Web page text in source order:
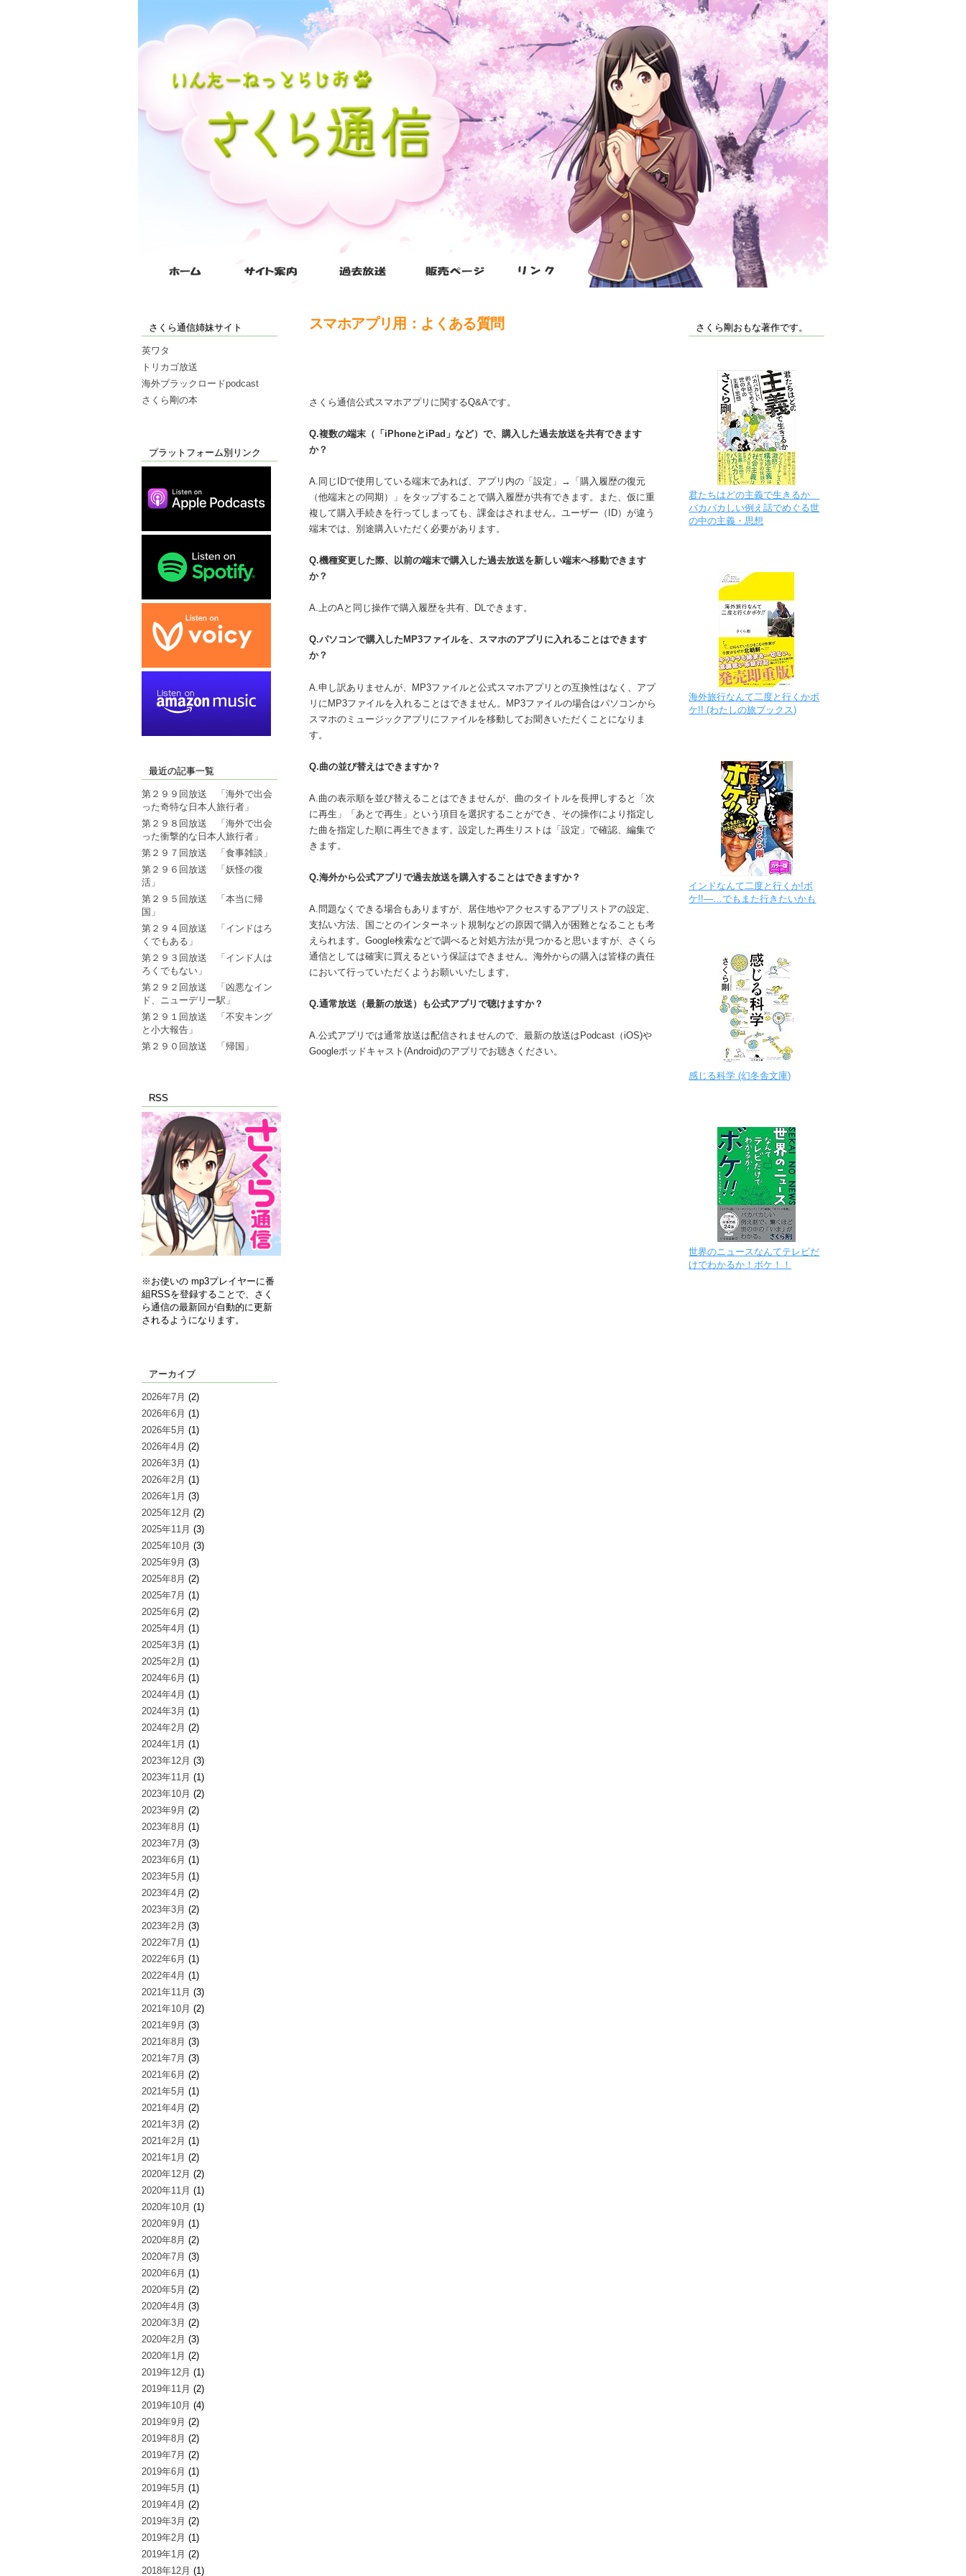
スマホアプリ用：よくある質問
さくら通信公式スマホアプリに関するQ&Aです。
Q.複数の端末（「iPhoneとiPad」など）で、購入した過去放送を共有できます
か？
A.同じIDで使用している端末であれば、アプリ内の「設定」→「購入履歴の復元
（他端末との同期）」をタップすることで購入履歴が共有できます。また、仮に重
複して購入手続きを行ってしまっても、課金はされません。ユーザー（ID）が違う
端末では、別途購入いただく必要があります。
Q.機種変更した際、以前の端末で購入した過去放送を新しい端末へ移動できます
か？
A.上のAと同じ操作で購入履歴を共有、DLできます。
Q.パソコンで購入したMP3ファイルを、スマホのアプリに入れることはできます
か？
A.申し訳ありませんが、MP3ファイルと公式スマホアプリとの互換性はなく、アプ
リにMP3ファイルを入れることはできません。MP3ファイルの場合はパソコンから
スマホのミュージックアプリにファイルを移動してお聞きいただくことになりま
す。
Q.曲の並び替えはできますか？
A.曲の表示順を並び替えることはできませんが、曲のタイトルを長押しすると「次
に再生」「あとで再生」という項目を選択することができ、その操作により指定し
た曲を指定した順に再生できます。設定した再生リストは「設定」で確認、編集で
きます。
Q.海外から公式アプリで過去放送を購入することはできますか？
A.問題なくできる場合もありますが、居住地やアクセスするアプリストアの設定、
支払い方法、国ごとのインターネット規制などの原因で購入が困難となることも考
えられます。Google検索などで調べると対処方法が見つかると思いますが、さくら
通信としては確実に買えるという保証はできません。海外からの購入は皆様の責任
において行っていただくようお願いいたします。
Q.通常放送（最新の放送）も公式アプリで聴けますか？
A.公式アプリでは通常放送は配信されませんので、最新の放送はPodcast（iOS)や
Googleポッドキャスト(Android)のアプリでお聴きください。
さくら通信姉妹サイト
英ワタ
トリカゴ放送
海外ブラックロードpodcast
さくら剛の本
プラットフォーム別リンク
最近の記事一覧
第２９９回放送 「海外で出会
った奇特な日本人旅行者」
第２９８回放送 「海外で出会
った衝撃的な日本人旅行者」
第２９７回放送 「食事雑談」
第２９６回放送 「妖怪の復
活」
第２９５回放送 「本当に帰
国」
第２９４回放送 「インドはろ
くでもある」
第２９３回放送 「インド人は
ろくでもない」
第２９２回放送 「凶悪なイン
ド、ニューデリー駅」
第２９１回放送 「不安キング
と小大報告」
第２９０回放送 「帰国」
RSS
※お使いの mp3プレイヤーに番
組RSSを登録することで、さく
ら通信の最新回が自動的に更新
されるようになります。
アーカイブ
2026年7月 (2)
2026年6月 (1)
2026年5月 (1)
2026年4月 (2)
2026年3月 (1)
2026年2月 (1)
2026年1月 (3)
2025年12月 (2)
2025年11月 (3)
2025年10月 (3)
2025年9月 (3)
2025年8月 (2)
2025年7月 (1)
2025年6月 (2)
2025年4月 (1)
2025年3月 (1)
2025年2月 (1)
2024年6月 (1)
2024年4月 (1)
2024年3月 (1)
2024年2月 (2)
2024年1月 (1)
2023年12月 (3)
2023年11月 (1)
2023年10月 (2)
2023年9月 (2)
2023年8月 (1)
2023年7月 (3)
2023年6月 (1)
2023年5月 (1)
2023年4月 (2)
2023年3月 (2)
2023年2月 (3)
2022年7月 (1)
2022年6月 (1)
2022年4月 (1)
2021年11月 (3)
2021年10月 (2)
2021年9月 (3)
2021年8月 (3)
2021年7月 (3)
2021年6月 (2)
2021年5月 (1)
2021年4月 (2)
2021年3月 (2)
2021年2月 (1)
2021年1月 (2)
2020年12月 (2)
2020年11月 (1)
2020年10月 (1)
2020年9月 (1)
2020年8月 (2)
2020年7月 (3)
2020年6月 (1)
2020年5月 (2)
2020年4月 (3)
2020年3月 (2)
2020年2月 (3)
2020年1月 (2)
2019年12月 (1)
2019年11月 (2)
2019年10月 (4)
2019年9月 (2)
2019年8月 (2)
2019年7月 (2)
2019年6月 (1)
2019年5月 (1)
2019年4月 (2)
2019年3月 (2)
2019年2月 (1)
2019年1月 (2)
2018年12月 (1)
さくら剛おもな著作です。
君たちはどの主義で生きるか
バカバカしい例え話でめぐる世
の中の主義・思想
海外旅行なんて二度と行くかボ
ケ!! (わたしの旅ブックス)
インドなんて二度と行くか!ボ
ケ!!―…でもまた行きたいかも
感じる科学 (幻冬舎文庫)
世界のニュースなんてテレビだ
けでわかるか！ボケ！！